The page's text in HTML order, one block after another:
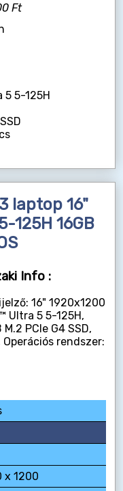
Ft
5-125H
laptop 16"
125H 16GB
Info :
16" 1920x1200
Ultra 5 5-125H,
PCIe G4 SSD,
rendszer:
x 1200